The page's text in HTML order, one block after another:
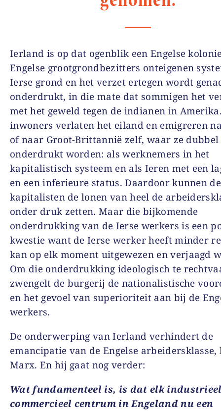
Ierland is op dat ogenblik een Engelse
Engelse grootgrondbezitters onteigenen
Ierse grond en het verzet ertegen wordt
onderdrukt, in die mate dat sommigen het
met het geweld tegen de indianen in
inwoners verlaten het eiland en emigreren
of naar Groot-Brittannië zelf, waar ze dubbel
onderdrukt worden: als werknemers in het
kapitalistisch systeem en als Ieren met een
en een inferieure status. Daardoor kunnen de
kapitalisten de lonen van heel de
onder druk zetten. Maar die bijkomende
onderdrukking van de Ierse werkers is een
kwestie want de Ierse werker heeft minder
kan op elk moment uitgewezen en verjaagd
Om die onderdrukking ideologisch te
zwengelt de burgerij de nationalistische
en het gevoel van superioriteit aan bij de
werkers.
De onderwerping van Ierland verhindert de
emancipatie van de Engelse arbeidersklasse,
Marx. En hij gaat nog verder:
Wat fundamenteel is, is dat elk
commercieel centrum in Engeland nu een